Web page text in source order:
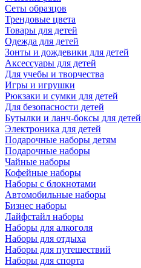
Сеты образцов
Трендовые цвета
Товары для детей
Одежда для детей
Зонты и дождевики для детей
Аксессуары для детей
Для учебы и творчества
Игры и игрушки
Рюкзаки и сумки для детей
Для безопасности детей
Бутылки и ланч-боксы для детей
Электроника для детей
Подарочные наборы детям
Подарочные наборы
Чайные наборы
Кофейные наборы
Наборы с блокнотами
Автомобильные наборы
Бизнес наборы
Лайфстайл наборы
Наборы для алкоголя
Наборы для отдыха
Наборы для путешествий
Наборы для спорта